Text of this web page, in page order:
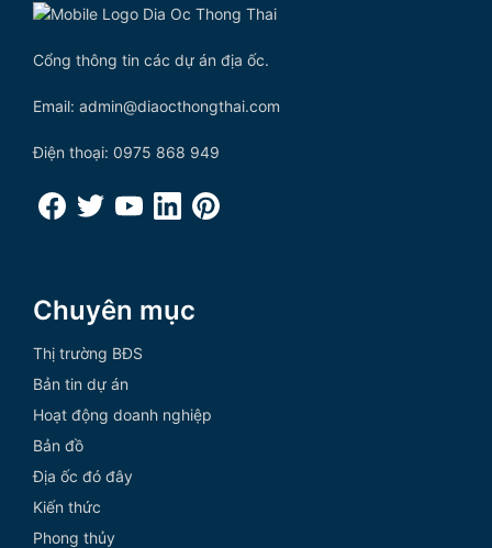
Cổng thông tin các dự án địa ốc.
Email: admin@diaocthongthai.com
Điện thoại: 0975 868 949
Chuyên mục
Thị trường BĐS
Bản tin dự án
Hoạt động doanh nghiệp
Bản đồ
Địa ốc đó đây
Kiến thức
Phong thủy